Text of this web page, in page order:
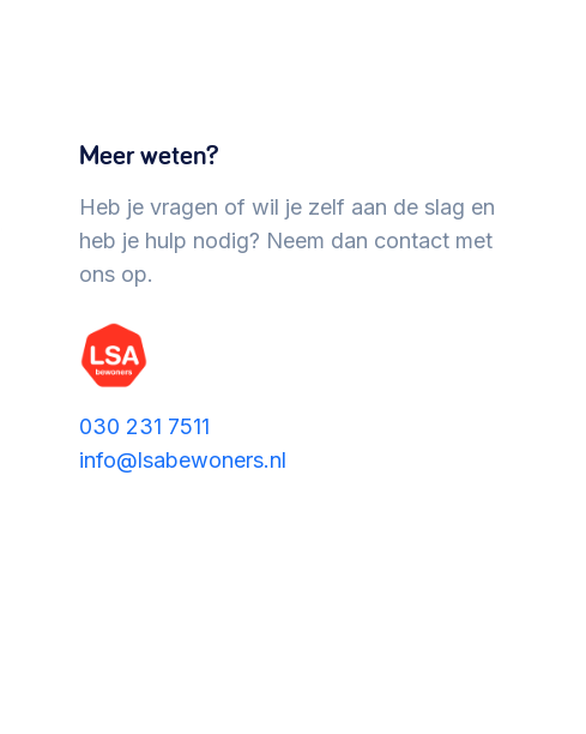
Uitdaagrecht, gemeenschapsfondsen, lokale
democratie >
Meer weten?
Heb je vragen of wil je zelf aan de slag en
heb je hulp nodig? Neem dan contact met
ons op.
030 231 7511
info@lsabewoners.nl